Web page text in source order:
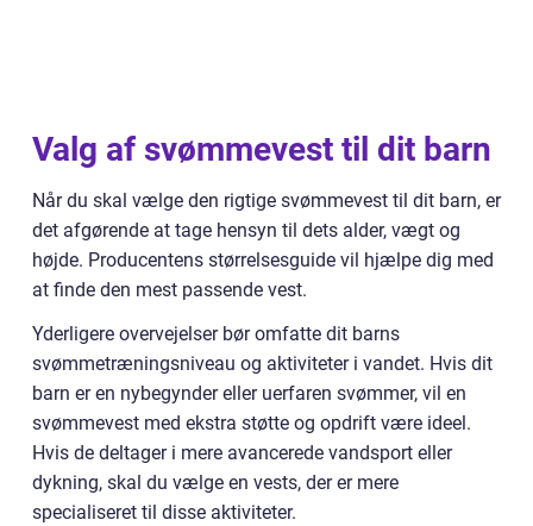
Valg af svømmevest til dit barn
Når du skal vælge den rigtige svømmevest til dit barn, er
det afgørende at tage hensyn til dets alder, vægt og
højde. Producentens størrelsesguide vil hjælpe dig med
at finde den mest passende vest.
Yderligere overvejelser bør omfatte dit barns
svømmetræningsniveau og aktiviteter i vandet. Hvis dit
barn er en nybegynder eller uerfaren svømmer, vil en
svømmevest med ekstra støtte og opdrift være ideel.
Hvis de deltager i mere avancerede vandsport eller
dykning, skal du vælge en vests, der er mere
specialiseret til disse aktiviteter.